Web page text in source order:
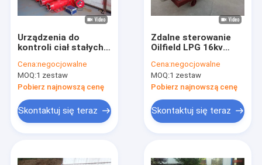
Urządzenia do
kontroli ciał stałych
Urządzenie
zapłonowe Flare
Wysoka
częstotliwość i
prędkość zapłonu.
Cena:negocjowalne
MOQ:1 zestaw
Pobierz najnowszą cenę
Skontaktuj się teraz
Zdalne sterowanie
Oilfield LPG 16kv
Wysoka
częstotliwość i
prędkość
Cena:negocjowalne
MOQ:1 zestaw
Pobierz najnowszą cenę
Skontaktuj się teraz